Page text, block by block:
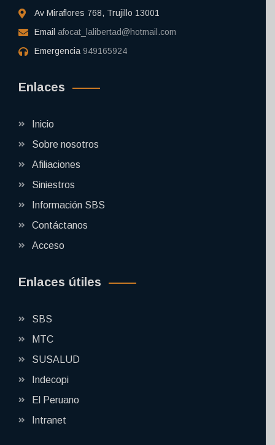
Av Miraflores 768, Trujillo 13001
Email afocat_lalibertad@hotmail.com
Emergencia 949165924
Enlaces
Inicio
Sobre nosotros
Afiliaciones
Siniestros
Información SBS
Contáctanos
Acceso
Enlaces útiles
SBS
MTC
SUSALUD
Indecopi
El Peruano
Intranet